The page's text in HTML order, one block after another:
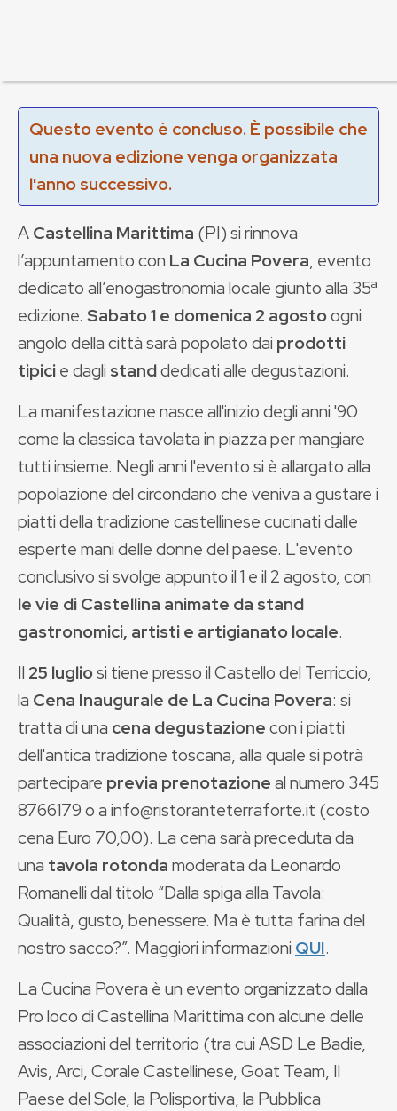
Questo evento è concluso. È possibile che
una nuova edizione venga organizzata
l'anno successivo.
ACastellina Marittima (PI) si rinnova
l’appuntamento con La Cucina Povera, evento
dedicato all’enogastronomia locale giunto alla 35ª
edizione. Sabato 1 e domenica 2 agostoogni
angolo della città sarà popolato dai prodotti
tipicie dagli standdedicati alle degustazioni.
La manifestazione nasce all'inizio degli anni '90
come la classica tavolata in piazza per mangiare
tutti insieme. Negli anni l'evento si è allargato alla
popolazione del circondario che veniva a gustare i
piatti della tradizione castellinese cucinati dalle
esperte mani delle donne del paese. L'evento
conclusivo si svolge appunto il 1 e il 2 agosto, con
le vie di Castellina animate da stand
gastronomici, artisti e artigianato locale.
Il 25 lugliosi tiene presso il Castello del Terriccio,
la Cena Inaugurale de La Cucina Povera: si
tratta di una cena degustazionecon i piatti
dell'antica tradizione toscana, alla quale si potrà
partecipare previa prenotazioneal numero 345
8766179 o a info@ristoranteterraforte.it (costo
cena Euro 70,00). La cena sarà preceduta da
una tavola rotondamoderata da Leonardo
Romanelli dal titolo “Dalla spiga alla Tavola:
Qualità, gusto, benessere. Ma è tutta farina del
nostro sacco?”. Maggiori informazioni QUI.
La Cucina Povera è un evento organizzato dalla
Pro loco di Castellina Marittima con alcune delle
associazioni del territorio (tra cui ASD Le Badie,
Avis, Arci, Corale Castellinese, Goat Team, Il
Paese del Sole, la Polisportiva, la Pubblica